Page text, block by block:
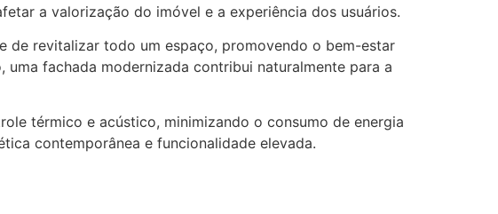
a valorização do imóvel e a experiência dos usuários.
de revitalizar todo um espaço, promovendo o bem-estar
fachada modernizada contribui naturalmente para a
térmico e acústico, minimizando o consumo de energia
contemporânea e funcionalidade elevada.